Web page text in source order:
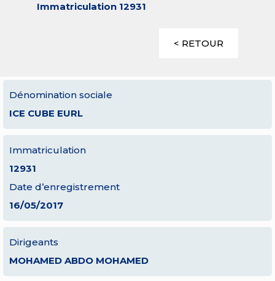
Immatriculation 12931
< RETOUR
Dénomination sociale
ICE CUBE EURL
Immatriculation
12931
Date d’enregistrement
16/05/2017
Dirigeants
MOHAMED ABDO MOHAMED